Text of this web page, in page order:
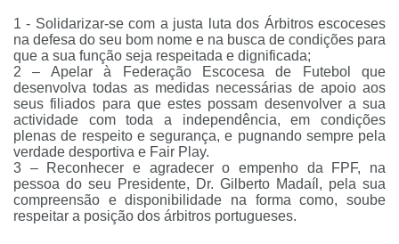
1 - Solidarizar-se com a justa luta dos Árbitros escoceses
na defesa do seu bom nome e na busca de condições para
que a sua função seja respeitada e dignificada;
2 – Apelar à Federação Escocesa de Futebol que
desenvolva todas as medidas necessárias de apoio aos
seus filiados para que estes possam desenvolver a sua
actividade com toda a independência, em condições
plenas de respeito e segurança, e pugnando sempre pela
verdade desportiva e Fair Play.
3 – Reconhecer e agradecer o empenho da FPF, na
pessoa do seu Presidente, Dr. Gilberto Madaíl, pela sua
compreensão e disponibilidade na forma como, soube
respeitar a posição dos árbitros portugueses.